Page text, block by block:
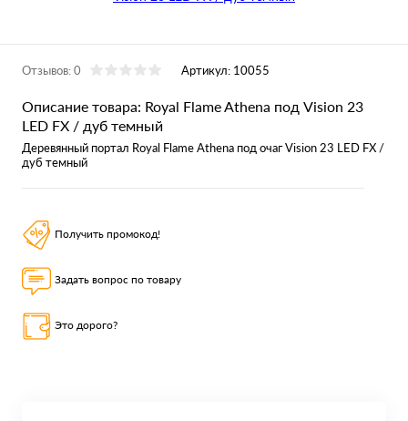
Отзывов: 0 Артикул: 10055
Описание товара: Royal Flame Athena под Vision 23
LED FX / дуб темный
Деревянный портал Royal Flame Athena под очаг Vision 23 LED FX /
дуб темный
Получить промокод!
Задать вопрос по товару
Это дорого?